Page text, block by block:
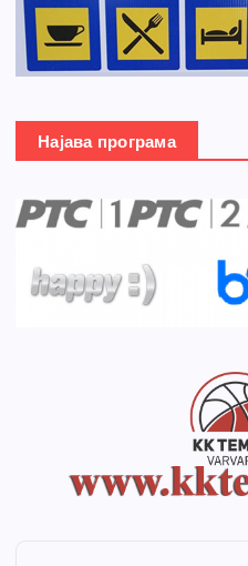
Најава програма